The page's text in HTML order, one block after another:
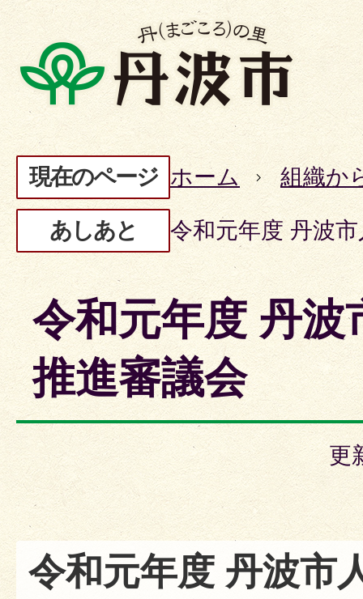
現在のページ ホーム 組織か
あしあと 令和元年度 丹波
令和元年度 丹波
推進審議会
更
令和元年度 丹波市